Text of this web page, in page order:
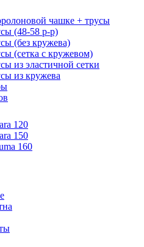
чашке + трусы
(48-58 р-р)
(без кружева)
(сетка с кружевом)
из эластичной сетки
из кружева
120
150
160